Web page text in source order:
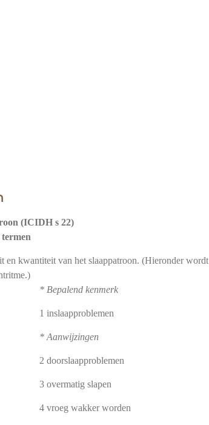
(ICIDH s 22)
en kwanti­teit van het slaap­pa­troon. (Hieronder wordt
* Bepalend kenmerk
1 inslaapproblemen
* Aanwijzingen
2 doorslaapproblemen
3 overmatig slapen
4 vroeg wakker worden